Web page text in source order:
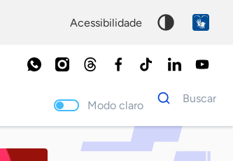
acessibilidade
Modo claro
Dados
para
Buscar
Palavra
chave